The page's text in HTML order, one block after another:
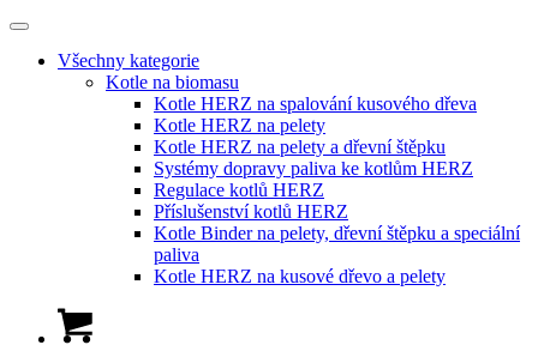
Všechny kategorie
Kotle na biomasu
Kotle HERZ na spalování kusového dřeva
Kotle HERZ na pelety
Kotle HERZ na pelety a dřevní štěpku
Systémy dopravy paliva ke kotlům HERZ
Regulace kotlů HERZ
Příslušenství kotlů HERZ
Kotle Binder na pelety, dřevní štěpku a speciální
paliva
Kotle HERZ na kusové dřevo a pelety